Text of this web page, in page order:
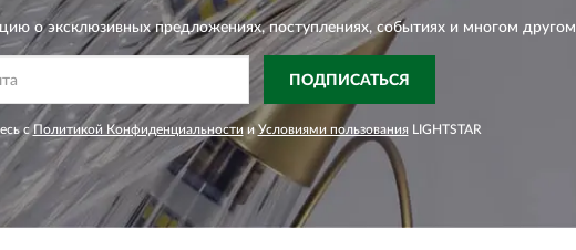
о эксклюзивных предложениях,поступлениях, событиях и многом другом
ПОДПИСАТЬСЯ
сПолитикой Конфиденциальности иУсловиями пользования LIGHTSTAR